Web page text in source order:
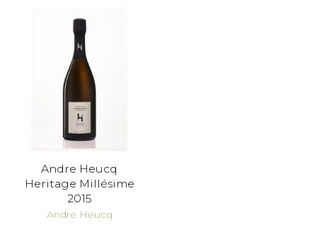
Andre Heucq
Heritage Millésime
2015
Andre Heucq